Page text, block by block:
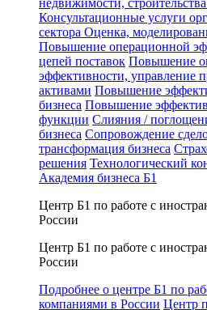
недвижимости,
Консультационные услуги
сектора Оценка,
Повышение операционной
цепей поставок Повышение
эффективности, управление
активами Повышение
бизнеса Повышение
функции Слияния /
бизнеса Сопровождение
трансформация бизнеса
решения Технологический
Академия бизнеса Б1
Центр Б1 по работе с
России
Центр Б1 по работе с
России
Подробнее о центре Б1 по
компаниями в России Центр